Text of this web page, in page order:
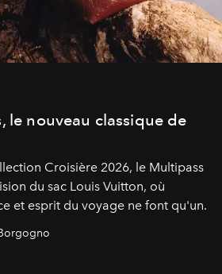
le nouveau classique de
Croisière 2026, le Multipass
du sac Louis Vuitton, où
et esprit du voyage ne font qu'un.